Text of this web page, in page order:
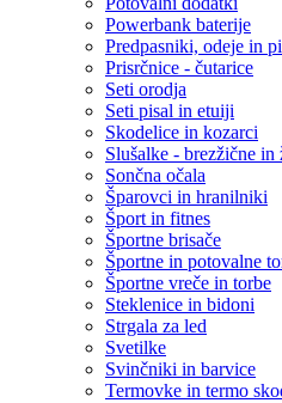
Powerbank baterije
Predpasniki, odeje in
Prisrčnice - čutarice
Seti orodja
Seti pisal in etuiji
Skodelice in kozarci
Slušalke - brezžične in
Sončna očala
Šparovci in hranilniki
Šport in fitnes
Športne brisače
Športne in potovalne
Športne vreče in torbe
Steklenice in bidoni
Strgala za led
Svetilke
Svinčniki in barvice
Termovke in termo